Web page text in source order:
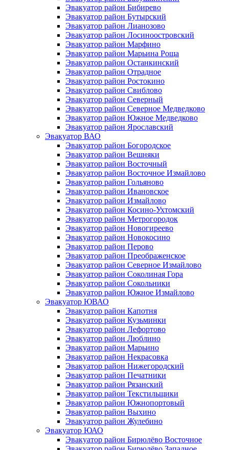
Эвакуатор район Бибирево
Эвакуатор район Бутырский
Эвакуатор район Лианозово
Эвакуатор район Лосиноостровский
Эвакуатор район Марфино
Эвакуатор район Марьина Роща
Эвакуатор район Останкинский
Эвакуатор район Отрадное
Эвакуатор район Ростокино
Эвакуатор район Свиблово
Эвакуатор район Северный
Эвакуатор район Северное Медведково
Эвакуатор район Южное Медведково
Эвакуатор район Ярославский
Эвакуатор ВАО
Эвакуатор район Богородское
Эвакуатор район Вешняки
Эвакуатор район Восточный
Эвакуатор район Восточное Измайлово
Эвакуатор район Гольяново
Эвакуатор район Ивановское
Эвакуатор район Измайлово
Эвакуатор район Косино-Ухтомский
Эвакуатор район Метрогородок
Эвакуатор район Новогиреево
Эвакуатор район Новокосино
Эвакуатор район Перово
Эвакуатор район Преображенское
Эвакуатор район Северное Измайлово
Эвакуатор район Соколиная Гора
Эвакуатор район Сокольники
Эвакуатор район Южное Измайлово
Эвакуатор ЮВАО
Эвакуатор район Капотня
Эвакуатор район Кузьминки
Эвакуатор район Лефортово
Эвакуатор район Люблино
Эвакуатор район Марьино
Эвакуатор район Некрасовка
Эвакуатор район Нижегородский
Эвакуатор район Печатники
Эвакуатор район Рязанский
Эвакуатор район Текстильщики
Эвакуатор район Южнопортовый
Эвакуатор район Выхино
Эвакуатор район Жулебино
Эвакуатор ЮАО
Эвакуатор район Бирюлёво Восточное